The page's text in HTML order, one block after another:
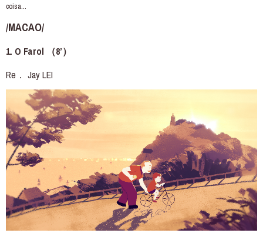
coisa...
/MACAO/
1. O Farol （8’）
Re． Jay LEI